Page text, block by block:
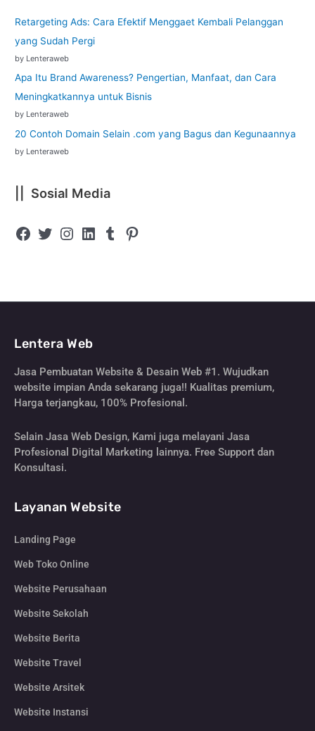
Retargeting Ads: Cara Efektif Menggaet Kembali Pelanggan
yang Sudah Pergi
by Lenteraweb
Apa Itu Brand Awareness? Pengertian, Manfaat, dan Cara
Meningkatkannya untuk Bisnis
by Lenteraweb
20 Contoh Domain Selain .com yang Bagus dan Kegunaannya
by Lenteraweb
|| Sosial Media
Lentera Web
Jasa Pembuatan Website & Desain Web #1. Wujudkan
website impian Anda sekarang juga!! Kualitas premium,
Harga terjangkau, 100% Profesional.
Selain Jasa Web Design, Kami juga melayani Jasa
Profesional Digital Marketing lainnya. Free Support dan
Konsultasi.
Layanan Website
Landing Page
Web Toko Online
Website Perusahaan
Website Sekolah
Website Berita
Website Travel
Website Arsitek
Website Instansi